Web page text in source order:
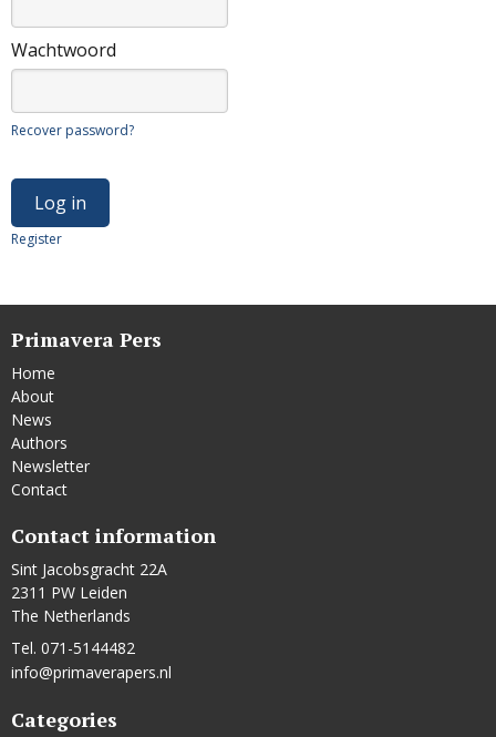
Wachtwoord
Recover password?
Register
Primavera Pers
Home
About
News
Authors
Newsletter
Contact
Contact information
Sint Jacobsgracht 22A
2311 PW Leiden
The Netherlands
Tel. 071-5144482
info@primaverapers.nl
Categories